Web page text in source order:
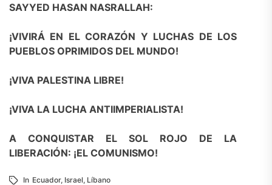
SAYYED HASAN NASRALLAH:
¡VIVIRÁ EN EL CORAZÓN Y LUCHAS DE LOS
PUEBLOS OPRIMIDOS DEL MUNDO!
¡VIVA PALESTINA LIBRE!
¡VIVA LA LUCHA ANTIIMPERIALISTA!
A CONQUISTAR EL SOL ROJO DE LA
LIBERACIÓN: ¡EL COMUNISMO!
In Ecuador, Israel, Líbano